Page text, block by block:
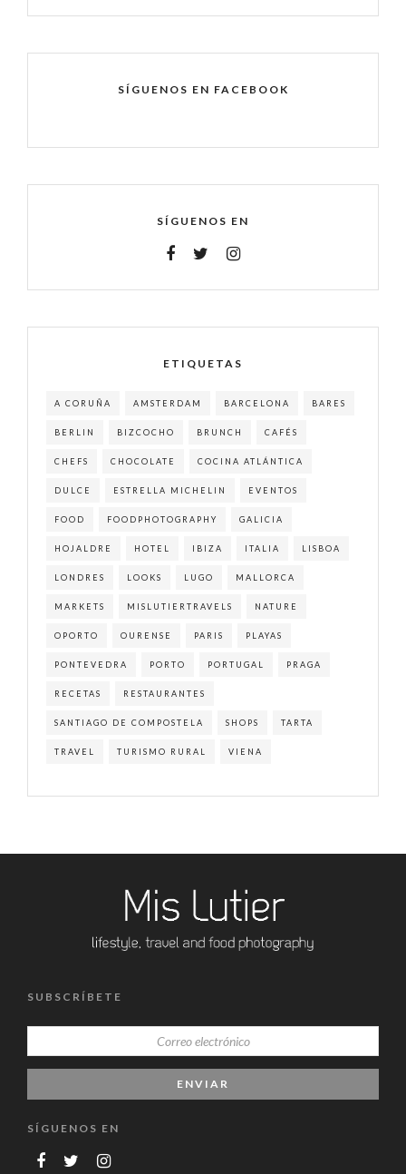
SÍGUENOS EN FACEBOOK
SÍGUENOS EN
ETIQUETAS
A CORUÑA AMSTERDAM BARCELONA BARES
BERLIN BIZCOCHO BRUNCH CAFÉS
CHEFS CHOCOLATE COCINA ATLÁNTICA
DULCE ESTRELLA MICHELIN EVENTOS
FOOD FOODPHOTOGRAPHY GALICIA
HOJALDRE HOTEL IBIZA ITALIA LISBOA
LONDRES LOOKS LUGO MALLORCA
MARKETS MISLUTIERTRAVELS NATURE
OPORTO OURENSE PARIS PLAYAS
PONTEVEDRA PORTO PORTUGAL PRAGA
RECETAS RESTAURANTES
SANTIAGO DE COMPOSTELA SHOPS TARTA
TRAVEL TURISMO RURAL VIENA
SUBSCRÍBETE
SÍGUENOS EN